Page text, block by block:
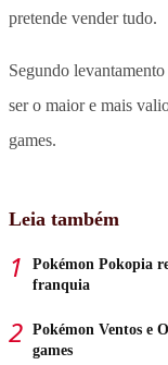
pretende vender tudo.
Segundo
ser o maior e mais
games.
Leia também
Pokémon Pokopia
franquia
Pokémon Ventos e
games